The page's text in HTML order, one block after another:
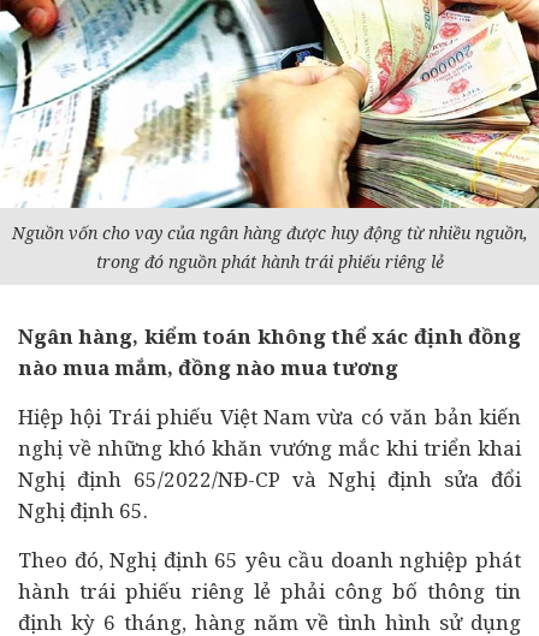
Nguồn vốn cho vay của ngân hàngđược huy động từ nhiều nguồn,
trong đó nguồn phát hành trái phiếu riêng lẻ
Ngân hàng, kiểm toán không thể xác định đồng
nào mua mắm, đồng nào mua tương
Hiệp hội Trái phiếu Việt Nam vừa có văn bản kiến
nghị về những khó khăn vướng mắc khi triển khai
Nghị định 65/2022/NĐ-CP và Nghị định sửa đổi
Nghị định 65.
Theo đó, Nghị định 65 yêu cầu doanh nghiệp phát
hành trái phiếu riêng lẻ phải công bố thông tin
định kỳ 6 tháng, hàng năm về tình hình sử dụng